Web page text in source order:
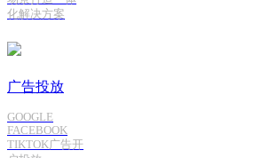
化解决方案
广告投放
GOOGLE
FACEBOOK
TIKTOK广告开